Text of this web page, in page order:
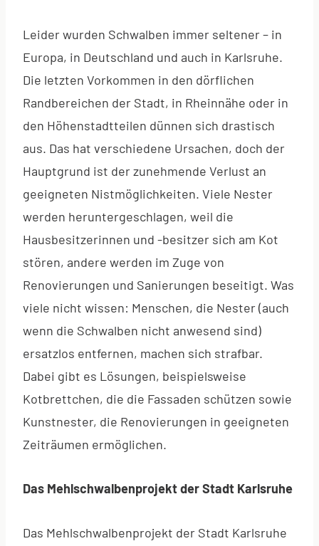
Leider wurden Schwalben immer seltener – in
Europa, in Deutschland und auch in Karlsruhe.
Die letzten Vorkommen in den dörflichen
Randbereichen der Stadt, in Rheinnähe oder in
den Höhenstadtteilen dünnen sich drastisch
aus. Das hat verschiedene Ursachen, doch der
Hauptgrund ist der zunehmende Verlust an
geeigneten Nistmöglichkeiten. Viele Nester
werden heruntergeschlagen, weil die
Hausbesitzerinnen und -besitzer sich am Kot
stören, andere werden im Zuge von
Renovierungen und Sanierungen beseitigt. Was
viele nicht wissen: Menschen, die Nester (auch
wenn die Schwalben nicht anwesend sind)
ersatzlos entfernen, machen sich strafbar.
Dabei gibt es Lösungen, beispielsweise
Kotbrettchen, die die Fassaden schützen sowie
Kunstnester, die Renovierungen in geeigneten
Zeiträumen ermöglichen.
Das Mehlschwalbenprojekt der Stadt Karlsruhe
Das Mehlschwalbenprojekt der Stadt Karlsruhe